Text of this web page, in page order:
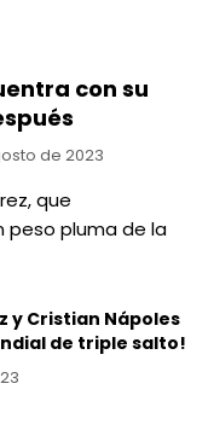
con su
de 2023
que
pluma de la
y Cristian Nápoles
de triple salto!